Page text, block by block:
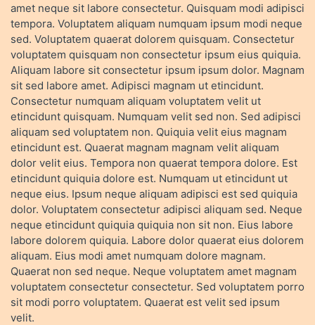
amet neque sit labore consectetur. Quisquam modi adipisci
tempora. Voluptatem aliquam numquam ipsum modi neque
sed. Voluptatem quaerat dolorem quisquam. Consectetur
voluptatem quisquam non consectetur ipsum eius quiquia.
Aliquam labore sit consectetur ipsum ipsum dolor. Magnam
sit sed labore amet. Adipisci magnam ut etincidunt.
Consectetur numquam aliquam voluptatem velit ut
etincidunt quisquam. Numquam velit sed non. Sed adipisci
aliquam sed voluptatem non. Quiquia velit eius magnam
etincidunt est. Quaerat magnam magnam velit aliquam
dolor velit eius. Tempora non quaerat tempora dolore. Est
etincidunt quiquia dolore est. Numquam ut etincidunt ut
neque eius. Ipsum neque aliquam adipisci est sed quiquia
dolor. Voluptatem consectetur adipisci aliquam sed. Neque
neque etincidunt quiquia quiquia non sit non. Eius labore
labore dolorem quiquia. Labore dolor quaerat eius dolorem
aliquam. Eius modi amet numquam dolore magnam.
Quaerat non sed neque. Neque voluptatem amet magnam
voluptatem consectetur consectetur. Sed voluptatem porro
sit modi porro voluptatem. Quaerat est velit sed ipsum
velit.